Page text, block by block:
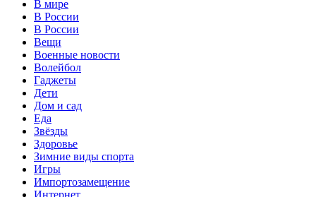
В мире
В России
В России
Вещи
Военные новости
Волейбол
Гаджеты
Дети
Дом и сад
Еда
Звёзды
Здоровье
Зимние виды спорта
Игры
Импортозамещение
Интернет